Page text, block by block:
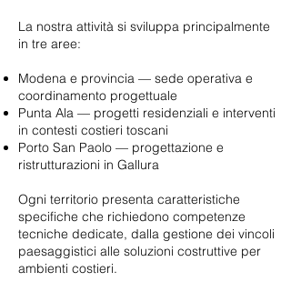
La nostra attività si sviluppa principalmente
in tre aree:
Modena e provincia — sede operativa e
coordinamento progettuale
Punta Ala — progetti residenziali e interventi
in contesti costieri toscani
Porto San Paolo — progettazione e
ristrutturazioni in Gallura
Ogni territorio presenta caratteristiche
specifiche che richiedono competenze
tecniche dedicate, dalla gestione dei vincoli
paesaggistici alle soluzioni costruttive per
ambienti costieri.